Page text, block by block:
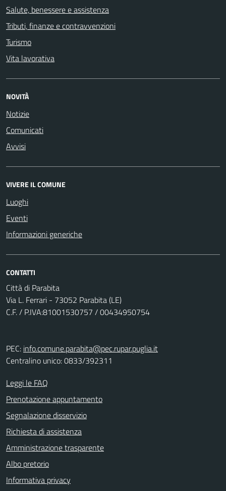
Salute, benessere e assistenza
Tributi, finanze e contravvenzioni
Turismo
Vita lavorativa
NOVITÀ
Notizie
Comunicati
Avvisi
VIVERE IL COMUNE
Luoghi
Eventi
Informazioni generiche
CONTATTI
Città di Parabita
Via L. Ferrari - 73052 Parabita (LE)
C.F. / P.IVA:81001530757 / 00434950754
PEC: info.comune.parabita@pec.rupar.puglia.it
Centralino unico: 0833/392311
Leggi le FAQ
Prenotazione appuntamento
Segnalazione disservizio
Richiesta di assistenza
Amministrazione trasparente
Albo pretorio
Informativa privacy